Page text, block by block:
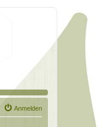
Anmelden